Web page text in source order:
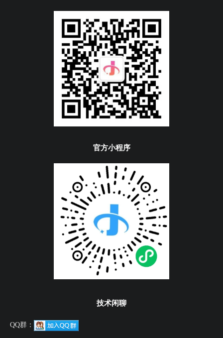
官方小程序
技术闲聊
QQ群：